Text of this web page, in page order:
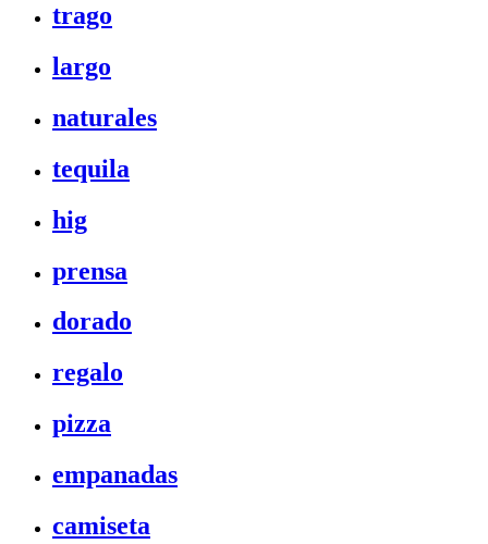
trago
largo
naturales
tequila
hig
prensa
dorado
regalo
pizza
empanadas
camiseta